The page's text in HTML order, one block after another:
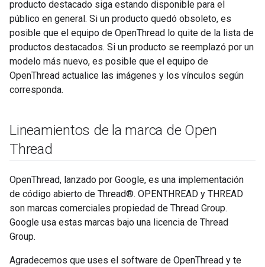
producto destacado siga estando disponible para el
público en general. Si un producto quedó obsoleto, es
posible que el equipo de OpenThread lo quite de la lista de
productos destacados. Si un producto se reemplazó por un
modelo más nuevo, es posible que el equipo de
OpenThread actualice las imágenes y los vínculos según
corresponda.
Lineamientos de la marca de Open
Thread
OpenThread, lanzado por Google, es una implementación
de código abierto de Thread®. OPENTHREAD y THREAD
son marcas comerciales propiedad de Thread Group.
Google usa estas marcas bajo una licencia de Thread
Group.
Agradecemos que uses el software de OpenThread y te